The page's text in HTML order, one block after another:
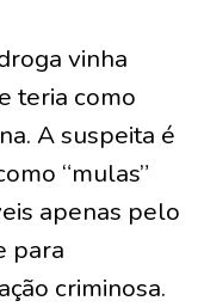
vinha
teria como
A suspeita é
“mulas”
apenas pelo
para
criminosa.